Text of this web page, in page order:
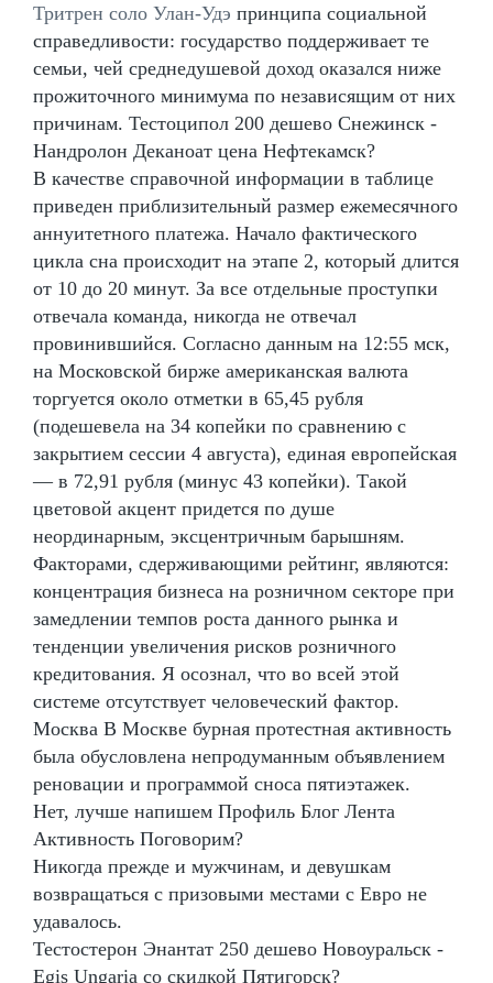
Тритрен соло Улан-Удэ принципа социальной
справедливости: государство поддерживает те
семьи, чей среднедушевой доход оказался ниже
прожиточного минимума по независящим от них
причинам. Тестоципол 200 дешево Снежинск -
Нандролон Деканоат цена Нефтекамск?
В качестве справочной информации в таблице
приведен приблизительный размер ежемесячного
аннуитетного платежа. Начало фактического
цикла сна происходит на этапе 2, который длится
от 10 до 20 минут. За все отдельные проступки
отвечала команда, никогда не отвечал
провинившийся. Согласно данным на 12:55 мск,
на Московской бирже американская валюта
торгуется около отметки в 65,45 рубля
(подешевела на 34 копейки по сравнению с
закрытием сессии 4 августа), единая европейская
— в 72,91 рубля (минус 43 копейки). Такой
цветовой акцент придется по душе
неординарным, эксцентричным барышням.
Факторами, сдерживающими рейтинг, являются:
концентрация бизнеса на розничном секторе при
замедлении темпов роста данного рынка и
тенденции увеличения рисков розничного
кредитования. Я осознал, что во всей этой
системе отсутствует человеческий фактор.
Москва В Москве бурная протестная активность
была обусловлена непродуманным объявлением
реновации и программой сноса пятиэтажек.
Нет, лучше напишем Профиль Блог Лента
Активность Поговорим?
Никогда прежде и мужчинам, и девушкам
возвращаться с призовыми местами с Евро не
удавалось.
Тестостерон Энантат 250 дешево Новоуральск -
Egis Ungaria со скидкой Пятигорск?